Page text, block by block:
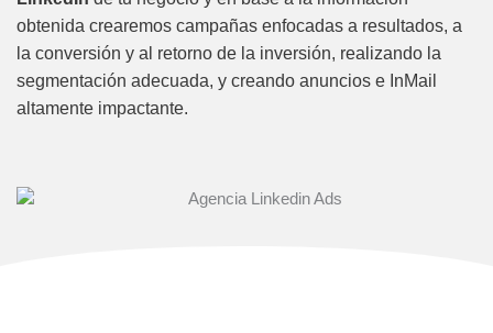
obtenida crearemos campañas enfocadas a resultados, a
la conversión y al retorno de la inversión, realizando la
segmentación adecuada, y creando anuncios e InMail
altamente impactante.